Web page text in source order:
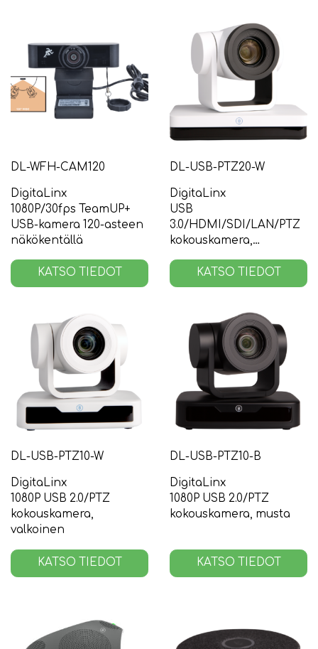
DL-WFH-CAM120
DigitaLinx
1080P/30fps TeamUP+
USB-kamera 120-asteen
näkökentällä
KATSO TIEDOT
DL-USB-PTZ20-W
DigitaLinx
USB
3.0/HDMI/SDI/LAN/PTZ
kokouskamera,
KATSO TIEDOT
DL-USB-PTZ10-W
DigitaLinx
1080P USB 2.0/PTZ
kokouskamera,
valkoinen
KATSO TIEDOT
DL-USB-PTZ10-B
DigitaLinx
1080P USB 2.0/PTZ
kokouskamera, musta
KATSO TIEDOT